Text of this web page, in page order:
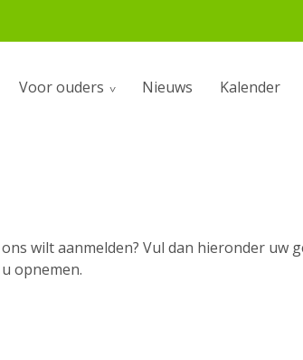
Voor ouders Nieuws Kalender
wilt aanmelden? Vul dan hieronder uw
opnemen.